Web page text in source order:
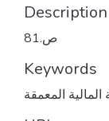
Description
ص.81
Keywords
المالية المعمقة